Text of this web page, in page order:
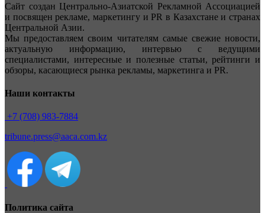
Сайт создан Центрально-Азиатской Рекламной Ассоциацией
и посвящен рекламе, маркетингу и PR в Казахстане и странах
Центральной Азии.
Мы предоставляем своим читателям самые свежие новости,
актуальную информацию, интервью с ведущими
специалистами, интересные и полезные статьи, рейтинги и
обзоры, касающиеся рынка рекламы, маркетинга и PR.
Наши контакты
+7 (708) 983-7884
tribune.press@aaca.com.kz
Политика сайта